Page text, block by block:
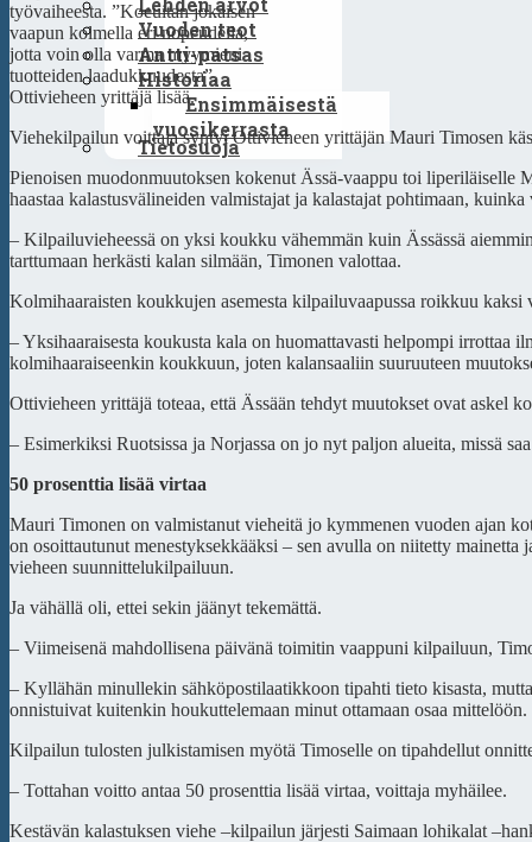
Vuoden teot
Antti-patsas
Historiaa
Ensimmäisestä
vuosikerrasta
Tietosuoja
työvaiheesta. ”Koeuitan jokaisen
vaapun kolmella eri nopeudella,
jotta voin olla varma myymieni
tuotteiden laadukkuudesta”,
Ottivieheen yrittäjä lisää.
Viehekilpailun voittaja syntyi Ottivieheen yrittäjän Mauri Timosen
Pienoisen muodonmuutoksen kokenut Ässä-vaappu toi
haastaa kalastusvälineiden valmistajat ja kalastajat pohtimaan,
– Kilpailuvieheessä on yksi koukku vähemmän kuin Ässässä
tarttumaan herkästi kalan silmään, Timonen valottaa.
Kolmihaaraisten koukkujen asemesta kilpailuvaapussa roikkuu kaksi
– Yksihaaraisesta koukusta kala on huomattavasti helpompi
kolmihaaraiseenkin koukkuun, joten kalansaaliin suuruuteen
Ottivieheen yrittäjä toteaa, että Ässään tehdyt muutokset ovat askel
– Esimerkiksi Ruotsissa ja Norjassa on jo nyt paljon alueita, missä
50 prosenttia lisää virtaa
Mauri Timonen on valmistanut vieheitä jo kymmenen vuoden ajan
on osoittautunut menestyksekkääksi – sen avulla on niitetty
vieheen suunnittelukilpailuun.
Ja vähällä oli, ettei sekin jäänyt tekemättä.
– Viimeisenä mahdollisena päivänä toimitin vaappuni kilpailuun,
– Kyllähän minullekin sähköpostilaatikkoon tipahti tieto kisasta,
onnistuivat kuitenkin houkuttelemaan minut ottamaan osaa mittelöön.
Kilpailun tulosten julkistamisen myötä Timoselle on tipahdellut
– Tottahan voitto antaa 50 prosenttia lisää virtaa, voittaja myhäilee.
Kestävän kalastuksen viehe –kilpailun järjesti Saimaan lohikalat